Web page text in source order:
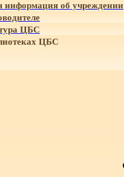
об учреждении
ЦБС
ЦБС